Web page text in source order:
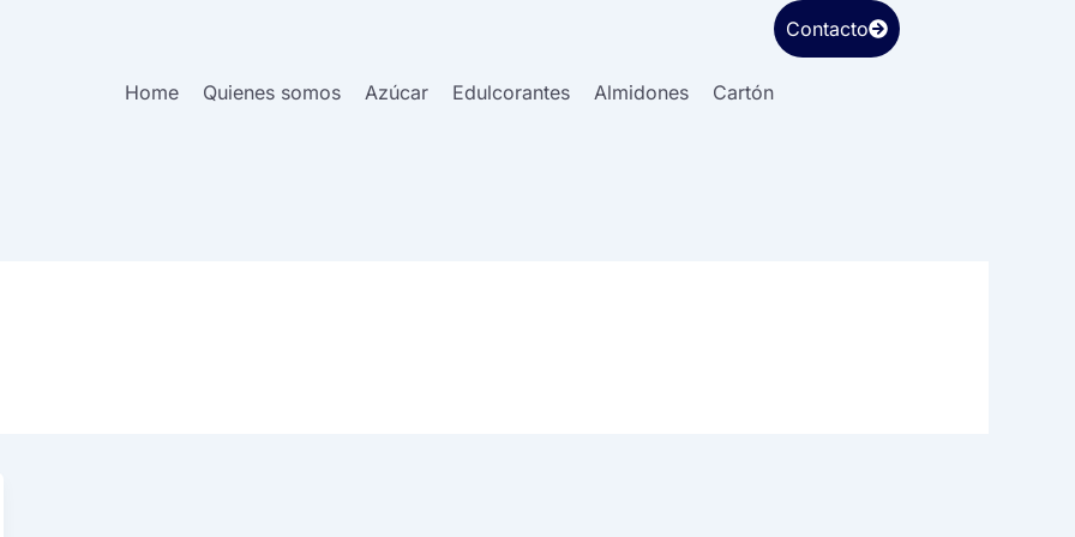
Home Quienes somos Azúcar Edulcorantes Almidones Cartón
Contacto